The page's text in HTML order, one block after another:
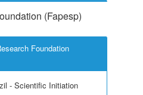
(Fapesp)
Foundation
- Scientific Initiation